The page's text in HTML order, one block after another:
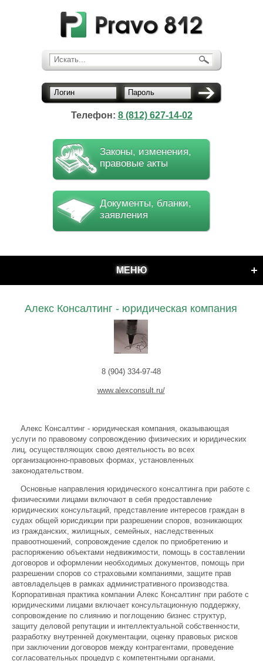
Искать...
Логин Пароль
Телефон: 8 (812) 627-14-02
Законы, изменения,
правовые акты
Документы, бланки,
заявления
МЕНЮ
Алекс Консалтинг - юридическая компания
8 (904) 334-97-48
www.alexconsult.ru/
Алекс Консалтинг - юридическая компания, оказывающая
услуги по правовому сопровождению физических и юридических
лиц, осуществляющих свою деятельность во всех
организационно-правовых формах, установленных
законодательством.
Основные направления юридического консалтинга при работе с
физическими лицами включают в себя предоставление
юридических консультаций, представление интересов граждан в
судах общей юрисдикции при разрешении споров, возникающих
из гражданских, жилищных, семейных, наследственных
правоотношений, сопровождение сделок по приобретению и
распоряжению объектами недвижимости, помощь в составлении
договоров и оформлении необходимых документов, помощь при
разрешении споров со страховыми компаниями, защите прав
автовладельцев в рамках административного производства.
Корпоративная практика компании Алекс Консалтинг при работе с
юридическими лицами включает консультационную поддержку,
сопровождение по слиянию и поглощению бизнес структур,
защиту деловой репутации и интеллектуальной собственности,
разработку внутренней документации, оценку правовых рисков
при заключении договоров между контрагентами, проведение
согласовательных процедур с компетентными органами,